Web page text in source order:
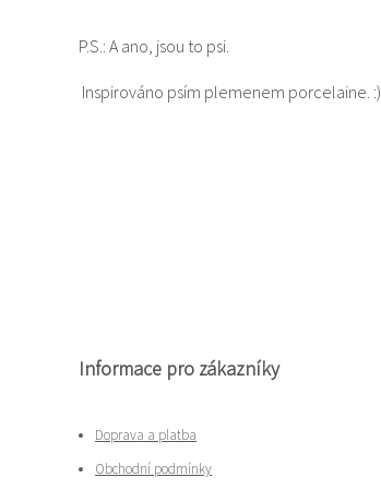
P.S.: A ano, jsou to psi.
Inspirováno psím plemenem porcelaine. :)
Informace pro zákazníky
Doprava a platba
Obchodní podmínky